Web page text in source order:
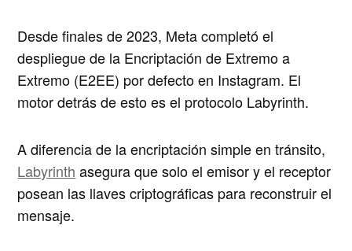
Desde finales de 2023, Meta completó el
despliegue de la Encriptación de Extremo a
Extremo (E2EE) por defecto en Instagram. El
motor detrás de esto es el protocolo Labyrinth.
A diferencia de la encriptación simple en tránsito,
Labyrinth asegura quesolo el emisor y el receptor
posean las llaves criptográficas para reconstruir el
mensaje.